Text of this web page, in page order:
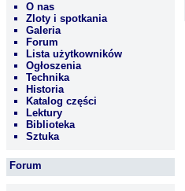
O nas
Zloty i spotkania
Galeria
Forum
Lista użytkowników
Ogłoszenia
Technika
Historia
Katalog części
Lektury
Biblioteka
Sztuka
Forum